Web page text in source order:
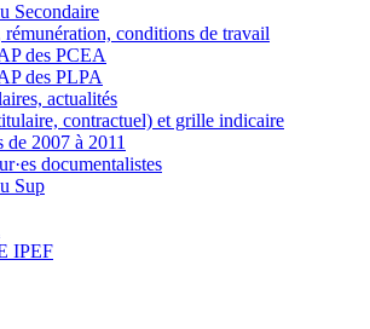
Secondaire
rémunération, conditions de travail
des PCEA
des PLPA
actualités
contractuel) et grille indicaire
de 2007 à 2011
documentalistes
Sup
IPEF